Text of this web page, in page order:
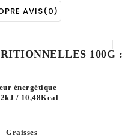
AVIS(0)
100G :
énergétique
/ 10,48Kcal
Graisses